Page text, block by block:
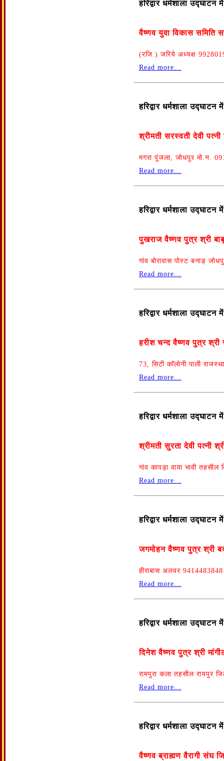
हरिद्वार धर्मशाला
वैष्णव युवा विकास समिति
(रजि.) जरिये अध्यक्ष
Read more...
हरिद्वार धर्मशाला
श्रीमती सरस्वती देवी
मगरा पूंजला, जोधपुर मो.न.
Read more...
हरिद्वार धर्मशाला
पुखराज वैष्णव पुत्र श्री
गांव बोरावास पोस्ट बनाड़
Read more...
हरिद्वार धर्मशाला
हरीश चन्द वैष्णव पुत्र
73, सिटी काॅलोनी पाली
Read more...
हरिद्वार धर्मशाला
श्रीमती सुरता देवी पत्नी
गांव कापड़ा वाया भावी
Read more...
हरिद्वार धर्मशाला
जगमोहन वैष्णव पुत्र श्री
हीराबास अलवर 9414483848
Read more...
हरिद्वार धर्मशाला
दिनेश वैष्णव पुत्र श्री
रामपुरा कला तहसील रायपुर
Read more...
हरिद्वार धर्मशाला
वैष्णव ब्राह्मण वैरागी संघ